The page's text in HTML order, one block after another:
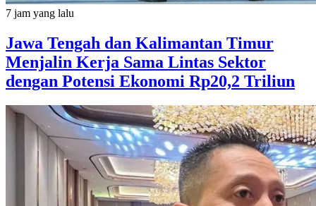
7 jam yang lalu
Jawa Tengah dan Kalimantan Timur
Menjalin Kerja Sama Lintas Sektor
dengan Potensi Ekonomi Rp20,2 Triliun